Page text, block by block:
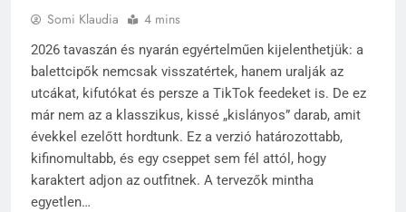
Somi Klaudia 4 mins
2026 tavaszán és nyarán egyértelműen kijelenthetjük: a
balettcipők nemcsak visszatértek, hanem uralják az
utcákat, kifutókat és persze a TikTok feedeket is. De ez
már nem az a klasszikus, kissé „kislányos” darab, amit
évekkel ezelőtt hordtunk. Ez a verzió határozottabb,
kifinomultabb, és egy cseppet sem fél attól, hogy
karaktert adjon az outfitnek. A tervezők mintha
egyetlen…